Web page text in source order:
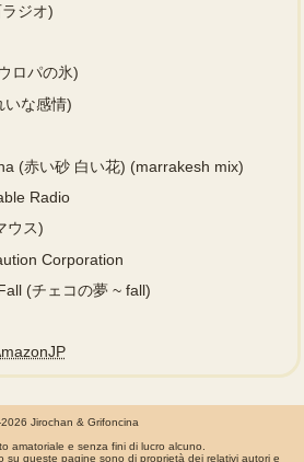
ジオ)
ロパの氷)
いな感情)
(赤い砂 白い花) (marrakesh mix)
Radio
ウス)
Corporation
(チェコの夢 ~ fall)
Jirochan & Grifoncina
amatoriale e senza fini di lucro alcuno.
su queste pagine sono di proprietà dei relativi autori e